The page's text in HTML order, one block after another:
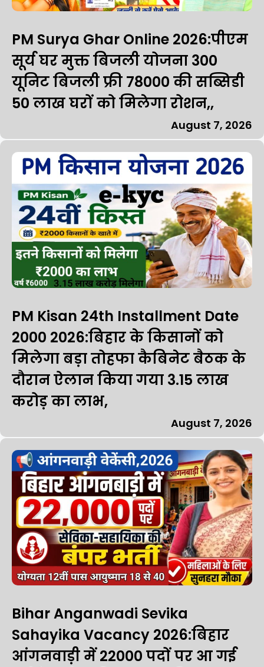
PM Surya Ghar Online 2026:पीएम
सूर्य घर मुक्त बिजली योजना 300
यूनिट बिजली फ्री 78000 की सब्सिडी
50 लाख घरों को मिलेगा रोशन,,
August 7, 2026
PM Kisan 24th Installment Date
₹2000 2026:बिहार के किसानों को
मिलेगा बड़ा तोहफा कैबिनेट बैठक के
दौरान ऐलान किया गया 3.15 लाख
करोड़ का लाभ,
August 7, 2026
Bihar Anganwadi Sevika
Sahayika Vacancy 2026:बिहार
आंगनवाड़ी में 22000 पदों पर आ गई